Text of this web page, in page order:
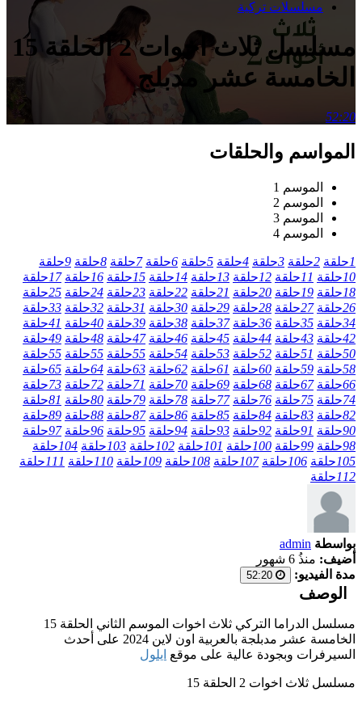
مسلسلات تركية
مسلسل ثلاث اخوات 2 الحلقة 15
الخامسة عشر مدبلج
52:20
المواسم والحلقات
الموسم 1
الموسم 2
الموسم 3
الموسم 4
1حلقة 2حلقة 3حلقة 4حلقة 5حلقة 6حلقة 7حلقة 8حلقة 9حلقة
10حلقة 11حلقة 12حلقة 13حلقة 14حلقة 15حلقة 16حلقة 17حلقة
18حلقة 19حلقة 20حلقة 21حلقة 22حلقة 23حلقة 24حلقة 25حلقة
26حلقة 27حلقة 28حلقة 29حلقة 30حلقة 31حلقة 32حلقة 33حلقة
34حلقة 35حلقة 36حلقة 37حلقة 38حلقة 39حلقة 40حلقة 41حلقة
42حلقة 43حلقة 44حلقة 45حلقة 46حلقة 47حلقة 48حلقة 49حلقة
50حلقة 51حلقة 52حلقة 53حلقة 54حلقة 55حلقة 55حلقة 55حلقة
58حلقة 59حلقة 60حلقة 61حلقة 62حلقة 63حلقة 64حلقة 65حلقة
66حلقة 67حلقة 68حلقة 69حلقة 70حلقة 71حلقة 72حلقة 73حلقة
74حلقة 75حلقة 76حلقة 77حلقة 78حلقة 79حلقة 80حلقة 81حلقة
82حلقة 83حلقة 84حلقة 85حلقة 86حلقة 87حلقة 88حلقة 89حلقة
90حلقة 91حلقة 92حلقة 93حلقة 94حلقة 95حلقة 96حلقة 97حلقة
98حلقة 99حلقة 100حلقة 101حلقة 102حلقة 103حلقة 104حلقة
105حلقة 106حلقة 107حلقة 108حلقة 109حلقة 110حلقة 111حلقة
112حلقة
بواسطة admin
أضيف: منذُ 6 شهور
مدة الفيديو:
الوصف
مسلسل الدراما التركي ثلاث اخوات الموسم الثاني الحلقة 15
الخامسة عشر مدبلجة بالعربية اون لاين 2024 على أحدث
السيرفرات وبجودة عالية على موقع ايلول
مسلسل ثلاث اخوات 2 الحلقة 15